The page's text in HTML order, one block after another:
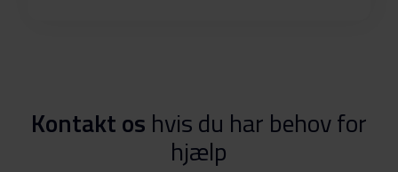
Kontakt os hvis du har behov for
hjælp